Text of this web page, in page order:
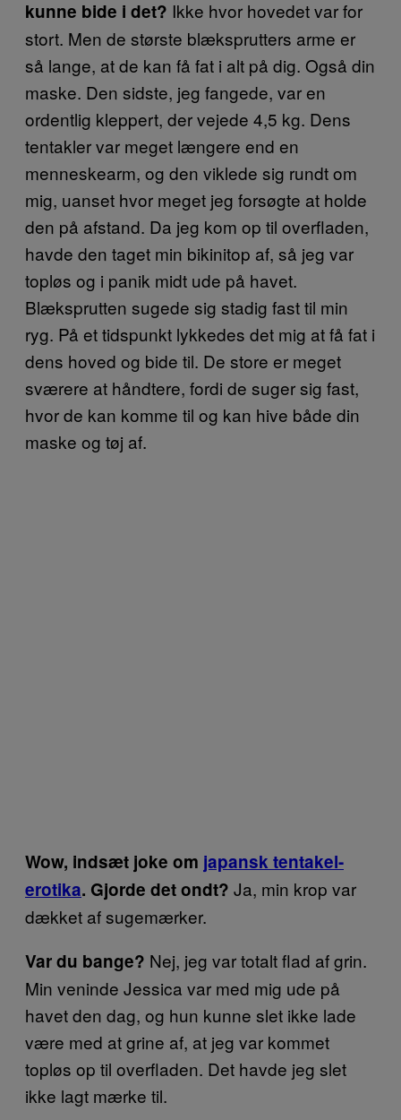
kunne bide i det? Ikke hvor hovedet var for
stort. Men de største blæksprutters arme er
så lange, at de kan få fat i alt på dig. Også din
maske. Den sidste, jeg fangede, var en
ordentlig kleppert, der vejede 4,5 kg. Dens
tentakler var meget længere end en
menneskearm, og den viklede sig rundt om
mig, uanset hvor meget jeg forsøgte at holde
den på afstand. Da jeg kom op til overfladen,
havde den taget min bikinitop af, så jeg var
topløs og i panik midt ude på havet.
Blæksprutten sugede sig stadig fast til min
ryg. På et tidspunkt lykkedes det mig at få fat i
dens hoved og bide til. De store er meget
sværere at håndtere, fordi de suger sig fast,
hvor de kan komme til og kan hive både din
maske og tøj af.
Wow, indsæt joke om japansk tentakel-
erotika. Gjorde det ondt? Ja, min krop var
dækket af sugemærker.
Var du bange? Nej, jeg var totalt flad af grin.
Min veninde Jessica var med mig ude på
havet den dag, og hun kunne slet ikke lade
være med at grine af, at jeg var kommet
topløs op til overfladen. Det havde jeg slet
ikke lagt mærke til.